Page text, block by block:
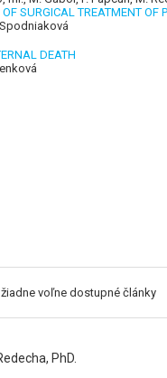
OF SURGICAL TREATMENT
Spodniaková
DEATH
voľne dostupné články
PhD.